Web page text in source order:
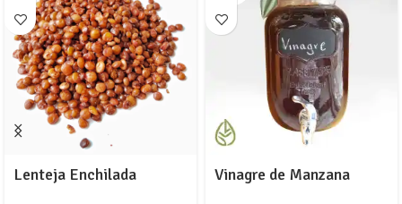
Lenteja Enchilada Vinagre de Manzana